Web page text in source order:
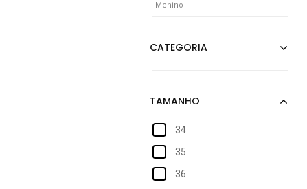
Menino
34
35
36